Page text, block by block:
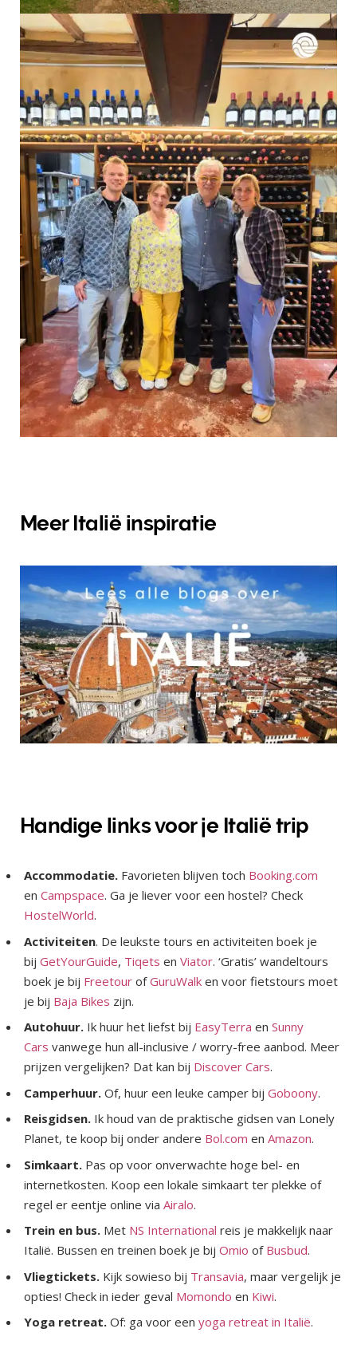
Meer Italië inspiratie
Handige links voor je Italië trip
Accommodatie. Favorieten blijven toch Booking.com
en Campspace. Ga je liever voor een hostel? Check
HostelWorld.
Activiteiten. De leukste tours en activiteiten boek je
bij GetYourGuide, Tiqets en Viator. ‘Gratis’ wandeltours
boek je bij Freetour ofGuruWalk en voor fietstours moet
je bij Baja Bikes zijn.
Autohuur. Ik huur het liefst bij EasyTerra en Sunny
Cars vanwege hun all-inclusive / worry-free aanbod. Meer
prijzen vergelijken? Dat kan bij Discover Cars.
Camperhuur. Of, huur een leuke camper bij Goboony.
Reisgidsen. Ik houd van de praktische gidsen van Lonely
Planet, te koop bij onder andere Bol.com en Amazon.
Simkaart. Pas op voor onverwachte hoge bel- en
internetkosten. Koop een lokale simkaart ter plekke of
regel er eentje online via Airalo.
Trein en bus. Met NS International reis je makkelijk naar
Italië. Bussen en treinen boek je bij Omio of Busbud.
Vliegtickets. Kijk sowieso bij Transavia, maar vergelijk je
opties! Check in ieder geval Momondo en Kiwi.
Yoga retreat. Of: ga voor een yoga retreat in Italië.